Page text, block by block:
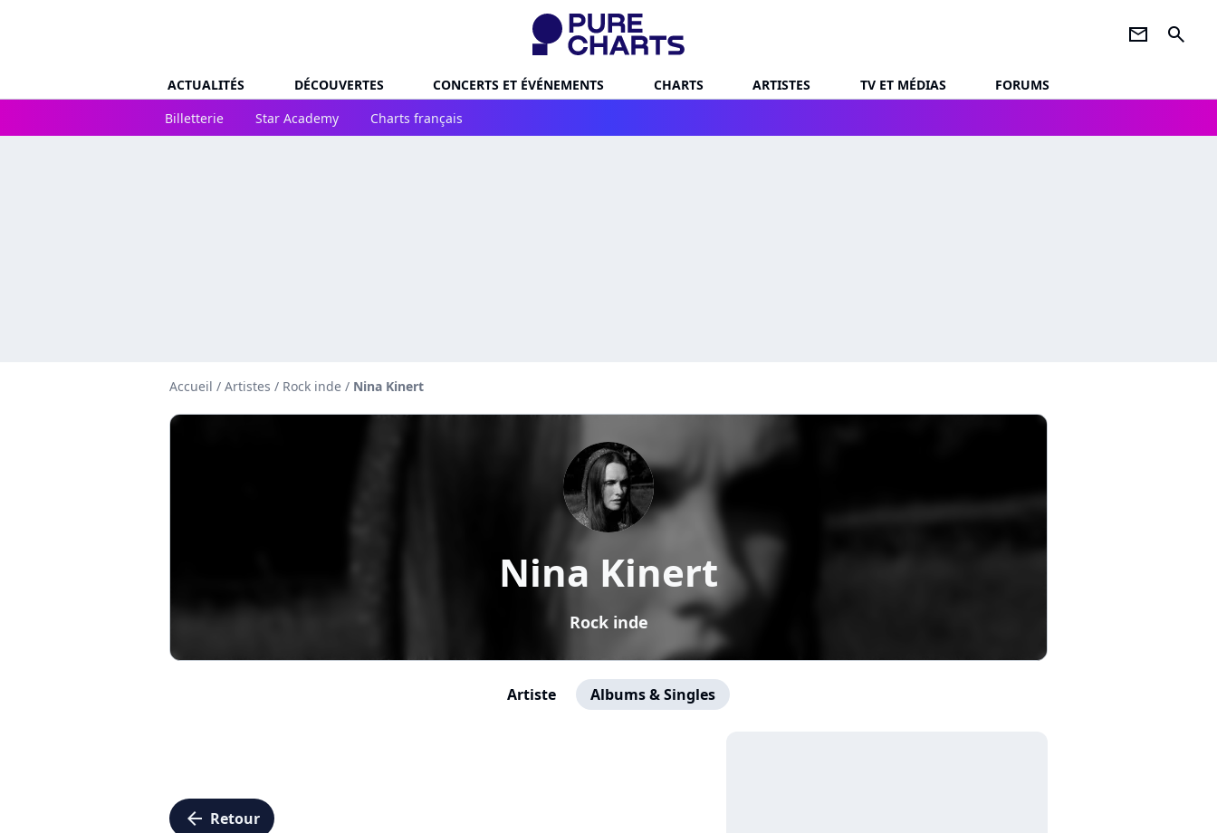
newsletter search
ACTUALITÉS DÉCOUVERTES CONCERTS ET ÉVÉNEMENTS CHARTS ARTISTES TV ET MÉDIAS
FORUMS
Billetterie
Star Academy Charts français
Accueil / Artistes / Rock inde / Nina Kinert
Nina Kinert
Rock inde
Artiste Albums & Singles
arrow_left Retour